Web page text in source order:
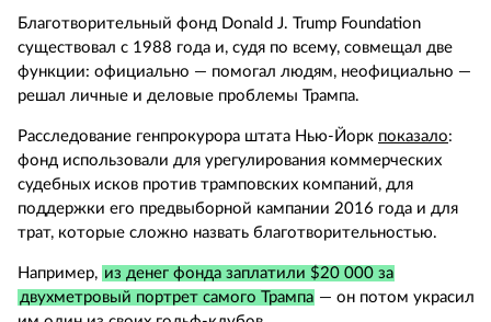
Благотворительный фонд Donald J. Trump Foundation
существовал с 1988 года и, судя по всему, совмещал две
функции: официально — помогал людям, неофициально —
решал личные и деловые проблемы Трампа.
Расследование генпрокурора штата Нью-Йорк показало:
фонд использовали для урегулирования коммерческих
судебных исков против трамповских компаний, для
поддержки его предвыборной кампании 2016 года и для
трат, которые сложно назвать благотворительностью.
Например, из денег фонда заплатили $20 000 за
двухметровый портрет самого Трампа — он потом украсил